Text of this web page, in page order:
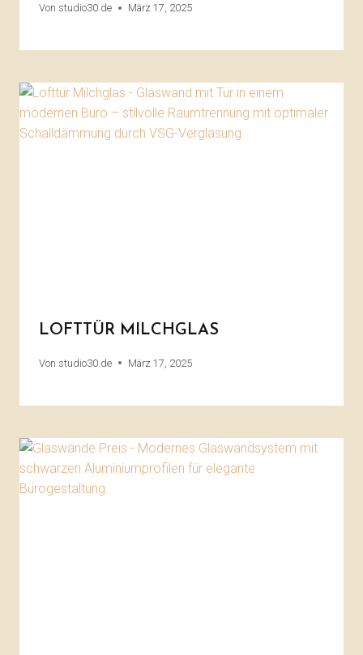
Von studio30.de März 17, 2025
LOFTTÜR MILCHGLAS
Von studio30.de März 17, 2025